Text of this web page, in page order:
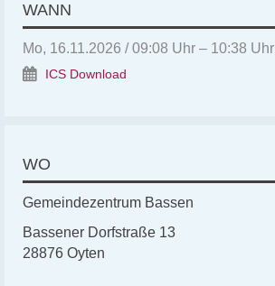
WANN
Mo, 16.11.2026 / 09:08 Uhr – 10:38 Uhr
ICS Download
WO
Gemeindezentrum Bassen
Bassener Dorfstraße 13
28876 Oyten